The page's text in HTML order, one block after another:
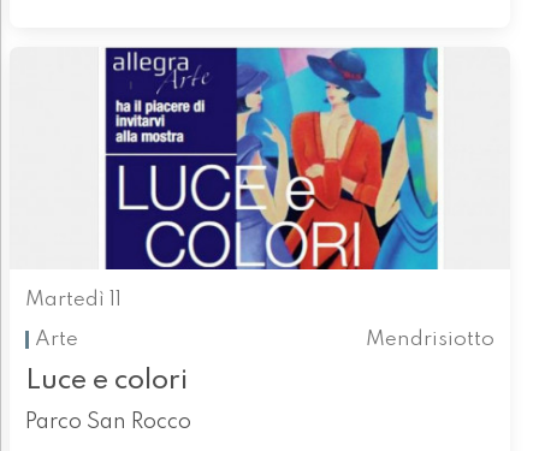
Martedì 11
Arte
Mendrisiotto
Luce e colori
Parco San Rocco